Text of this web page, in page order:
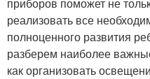
реализовать все
полноценного развития
разберем наиболее
как организовать